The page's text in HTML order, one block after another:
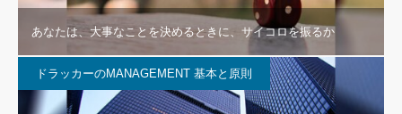
あなたは、大事なことを決めるときに、サイコロを振るか
ドラッカーのMANAGEMENT 基本と原則